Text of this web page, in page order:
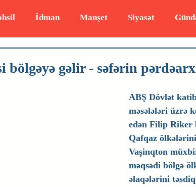
İdman Manşet Siyasət
bölgəyə gəlir - səfərin
ABŞ Dövlət
məsələləri üzrə
edən Filip Riker
Qafqaz
Vaşinqton
məqsədi bölgə
əlaqələrini